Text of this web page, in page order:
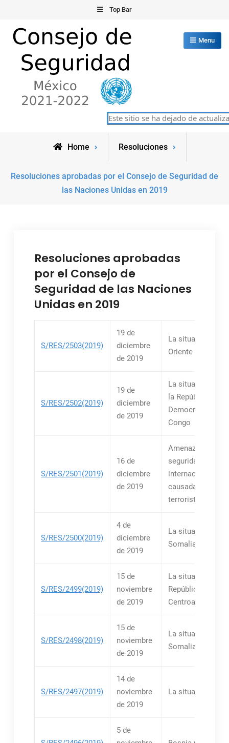
content
Top Bar
Consejo de Seguridad de las
Naciones Unidas
Menu
Este sitio se ha dejado de
Home Resoluciones
Resoluciones aprobadas por el Consejo de Seguridad de
las Naciones Unidas en 2019
Resoluciones aprobadas
por el Consejo de
Seguridad de las Naciones
Unidas en 2019
S/RES/2503(2019)
19 de
diciembre
de 2019
La situación en el
Oriente Medio
S/RES/2502(2019)
19 de
diciembre
de 2019
La situación
la República
Democrática del
Congo
S/RES/2501(2019)
16 de
diciembre
de 2019
Amenazas a la
seguridad
internacionales
causadas por
terroristas
S/RES/2500(2019)
4 de
diciembre
de 2019
La situación en
Somalia
S/RES/2499(2019)
15 de
noviembre
de 2019
La situación en la
República
Centroafricana
S/RES/2498(2019)
15 de
noviembre
de 2019
La situación en
Somalia
S/RES/2497(2019)
14 de
noviembre
de 2019
La situación en
5 de